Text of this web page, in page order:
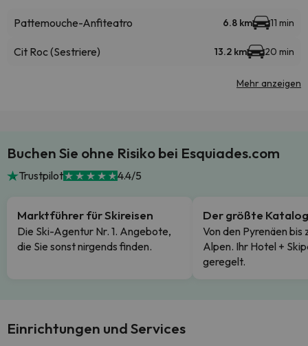
Pattemouche-Anfiteatro 6.8 km 11 min
Cit Roc (Sestriere) 13.2 km 20 min
Mehr anzeigen
Buchen Sie ohne Risiko bei Esquiades.com
Trustpilot 4.4/5
Marktführer für Skireisen
Die Ski-Agentur Nr. 1. Angebote,
die Sie sonst nirgends finden.
Der größte Katalog
Von den Pyrenäen bis
Alpen. Ihr Hotel +
geregelt.
Einrichtungen und Services